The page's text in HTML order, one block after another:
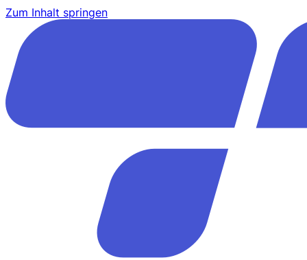
Zum Inhalt springen